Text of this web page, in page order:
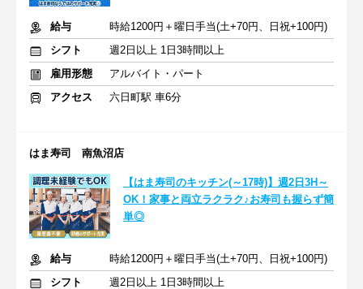
給与
時給1200円＋曜日手当(土+70円、日祝+100円)
シフト
週2日以上 1日3時間以上
雇用形態
アルバイト・パート
アクセス
六日町駅 車6分
はま寿司 南魚沼店
【はま寿司のキッチン(～17時)】週2日3H～
OK！家事と両立ラクラク♪お寿司も握らず簡
単◎
給与
時給1200円＋曜日手当(土+70円、日祝+100円)
シフト
週2日以上 1日3時間以上